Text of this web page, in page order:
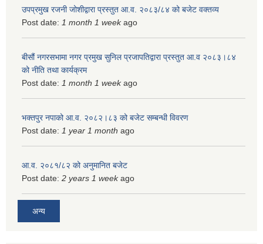
उपप्रमुख रजनी जोशीद्वारा प्रस्तुत आ.व. २०८३/८४ को बजेट वक्तव्य
Post date: 1 month 1 weekago
बीसौं नगरसभामा नगर प्रमुख सुनिल प्रजापतिद्वारा प्रस्तुत आ.व‍ २०८३।८४
को नीति तथा कार्यक्रम
Post date: 1 month 1 weekago
भक्तपुर नपाको आ.व. २०८२।८३ को बजेट सम्बन्धी विवरण
Post date: 1 year 1 month ago
आ.व. २०८१/८२ को अनुमानित बजेट
Post date: 2 years 1 weekago
अन्य